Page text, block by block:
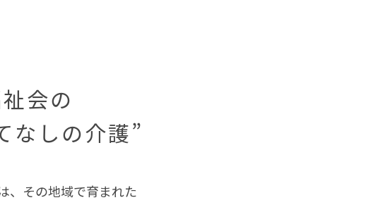
会の
なしの介護”
、その地域で育まれた